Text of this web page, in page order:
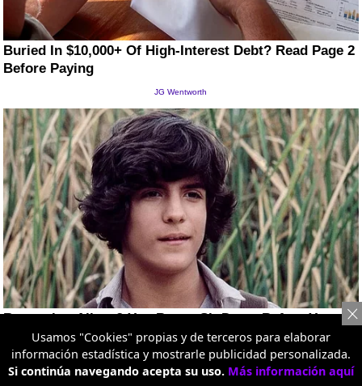
Usamos "Cookies" propias y de terceros para elaborar
información estadística y mostrarle publicidad personalizada.
Si continúa navegando acepta su uso. Más información aquí